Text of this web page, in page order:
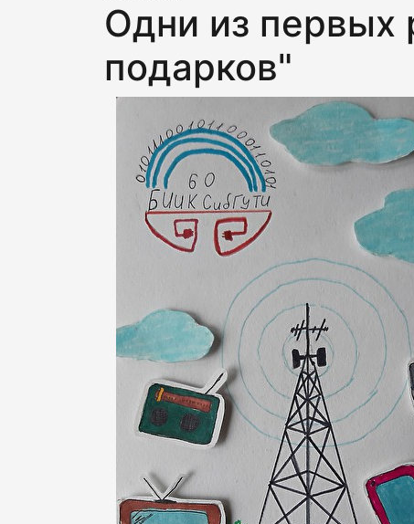
Одни из первых
подарков"